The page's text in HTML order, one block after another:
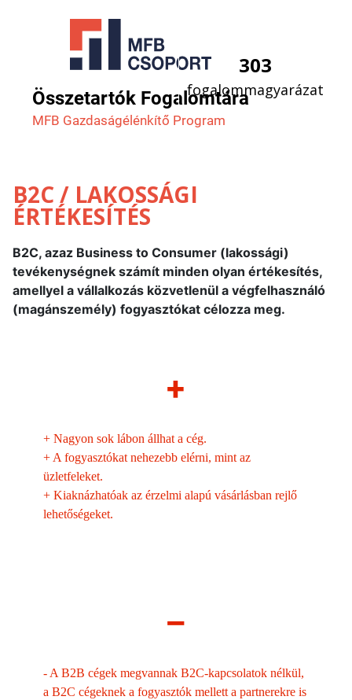
Összetartók Fogalomtára
MFB Gazdaság­élénkítő Program
303
fogalommagyarázat
B2C / LAKOSSÁGI
ÉRTÉKESÍTÉS
B2C, azaz Business to Consumer (lakossági)
tevékenységnek számít minden olyan értékesítés,
amellyel a vállalkozás közvetlenül a végfelhasználó
(magánszemély) fogyasztókat célozza meg.
+
+Nagyon sok lábon állhat a cég.
+A fogyasztókat nehezebb elérni, mint az
üzletfeleket.
+Kiaknázhatóak az érzelmi alapú vásárlásban rejlő
lehetőségeket.
–
-A B2B cégek megvannak B2C-kapcsolatok nélkül,
a B2C cégeknek a fogyasztók mellett a partnerekre is